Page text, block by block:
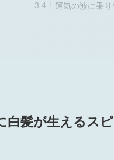
運気の波に乗
白髪が生えるス